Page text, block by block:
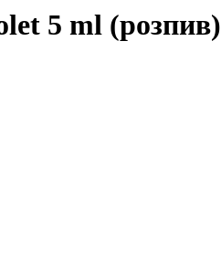
5 ml (розпив)